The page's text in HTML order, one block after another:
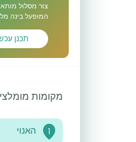
צור מסלול
המופעל בינה
תכנן
מקומות
1 האנוי